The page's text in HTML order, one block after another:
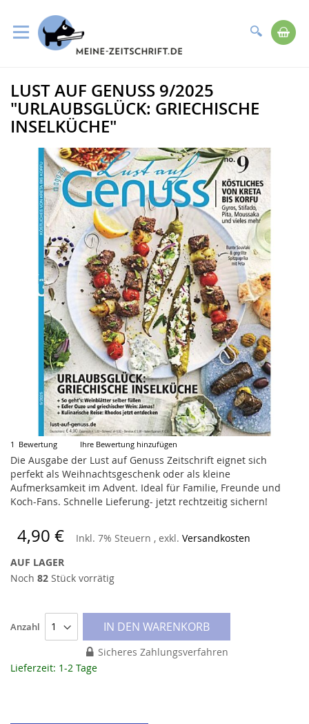
Suche
zum
Inhalt
1 Bewertung Ihre Bewertung hinzufügen
Die Ausgabe der Lust auf Genuss Zeitschrift eignet sich
perfekt als Weihnachtsgeschenk oder als kleine
Aufmerksamkeit im Advent. Ideal für Familie, Freunde und
Koch-Fans. Schnelle Lieferung- jetzt rechtzeitig sichern!
4,90 € Inkl. 7% Steuern , exkl. Versandkosten
AUF LAGER
Noch 82 Stück vorrätig
Anzahl IN DEN WARENKORB
Sicheres Zahlungsverfahren
Lieferzeit: 1-2 Tage
Zum
Ende
der
Bildergalerie
LUST AUF GENUSS 9/2025
"URLAUBSGLÜCK: GRIECHISCHE
INSELKÜCHE"
Zum
Anfang
der
Bildergalerie
springen